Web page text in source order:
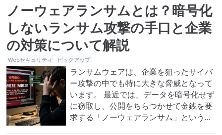
ノーウェアランサムとは？暗号化
しないランサム攻撃の手口と企業
の対策について解説
Webセキュリティ ピックアップ
ランサムウェアは、企業を狙ったサイバ
ー攻撃の中でも特に大きな脅威となって
います。 最近では、データを暗号化せず
に窃取し、公開をちらつかせて金銭を要
求する「ノーウェアランサム」という新